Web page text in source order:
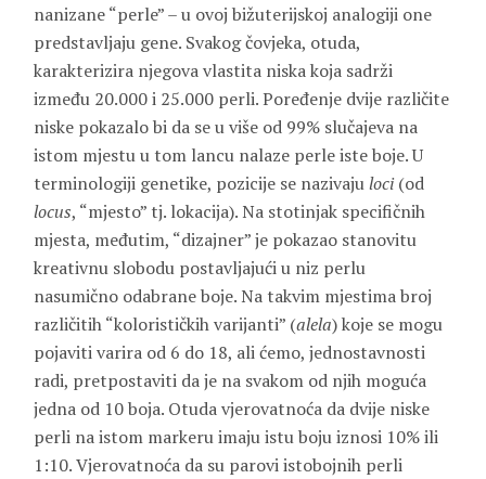
nanizane “perle” – u ovoj bižuterijskoj analogiji one
predstavljaju gene. Svakog čovjeka, otuda,
karakterizira njegova vlastita niska koja sadrži
između 20.000 i 25.000 perli. Poređenje dvije različite
niske pokazalo bi da se u više od 99% slučajeva na
istom mjestu u tom lancu nalaze perle iste boje. U
terminologiji genetike, pozicije se nazivajuloci(od
locus, “mjesto” tj. lokacija). Na stotinjak specifičnih
mjesta, međutim, “dizajner” je pokazao stanovitu
kreativnu slobodu postavljajući u niz perlu
nasumično odabrane boje. Na takvim mjestima broj
različitih “kolorističkih varijanti” (alela) koje se mogu
pojaviti varira od 6 do 18, ali ćemo, jednostavnosti
radi, pretpostaviti da je na svakom od njih moguća
jedna od 10 boja. Otuda vjerovatnoća da dvije niske
perli na istom markeru imaju istu boju iznosi 10% ili
1:10. Vjerovatnoća da su parovi istobojnih perli